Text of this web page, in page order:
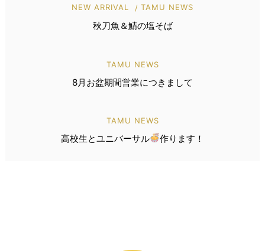
NEW ARRIVAL TAMU NEWS
秋刀魚＆鯖の塩そば
TAMU NEWS
8月お盆期間営業につきまして
TAMU NEWS
高校生とユニバーサル 作ります！